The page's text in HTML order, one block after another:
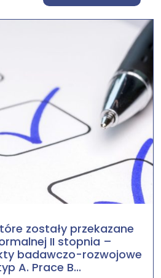
zostały przekazane
II stopnia –
badawczo-rozwojowe
A. Prace B...